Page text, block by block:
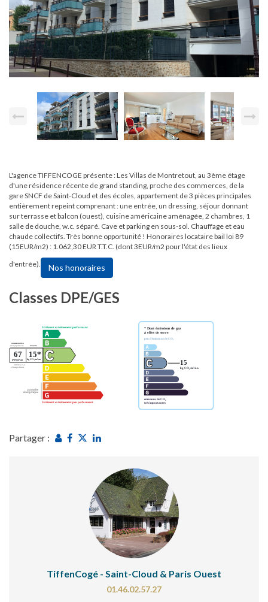
L'agence TIFFENCOGE présente : Les Villas de Montretout, au 3ème étage
d'une résidence récente de grand standing, proche des commerces, de la
gare SNCF de Saint-Cloud et des écoles, appartement de 3 pièces principales
entièrement repeint comprenant : une entrée, un dressing, séjour donnant
sur terrasse et balcon (ouest), cuisine américaine aménagée, 2 chambres, 1
salle de douche, w.c. séparé. Cave et parking en sous-sol. Chauffage et eau
chaude collectifs. Très bonne opportunité ! Honoraires locataire bail loi 89
(15EUR/m2) : 1.062,30 EUR T.T.C. (dont 3EUR/m2 pour l'état des lieux
d'entrée).
Nos honoraires
Classes DPE/GES
Partager :
TiffenCogé - Saint-Cloud & Paris Ouest
01.46.02.57.27